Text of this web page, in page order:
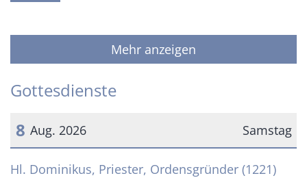
Mehr anzeigen
Gottesdienste
Samstag
8 Aug. 2026
Datum: 8. August 2026
Hl. Dominikus, Priester, Ordensgründer (1221)